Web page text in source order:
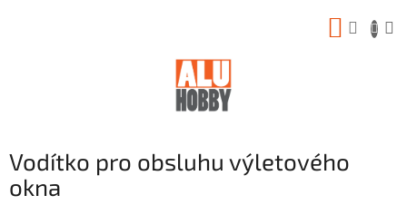
Vodítko pro obsluhu výletového
okna